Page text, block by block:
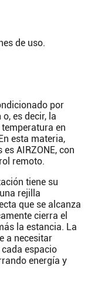
de uso.
por
es decir, la
en
esta materia,
AIRZONE, con
remoto.
tiene su
rejilla
que se alcanza
cierra el
la estancia. La
a necesitar
espacio
energía y